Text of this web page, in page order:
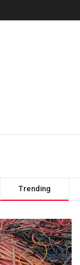
Trending